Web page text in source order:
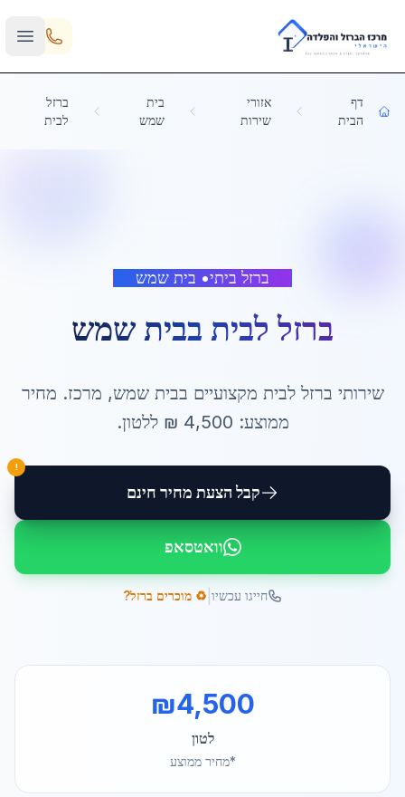
Skip to main content
דף
הבית
אזורי
שירות
בית
שמש
ברזל
לבית
ברזל ביתי• בית שמש
ברזל לבית בבית שמש
שירותי ברזל לבית מקצועיים בבית שמש, מרכז. מחיר
ממוצע: 4,500 ₪ ללטון.
קבל הצעת מחיר חינם
!
וואטסאפ
חייגו עכשיו ♻️ מוכרים ברזל?
₪4,500
לטון
*מחיר ממוצע